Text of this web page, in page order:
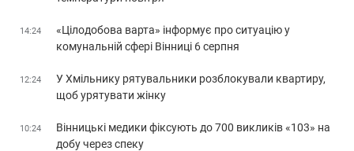
14:24
«Цілодобова варта» інформує про ситуацію у
комунальній сфері Вінниці 6 серпня
12:24
У Хмільнику рятувальники розблокували квартиру,
щоб урятувати жінку
10:24
Вінницькі медики фіксують до 700 викликів «103» на
добу через спеку